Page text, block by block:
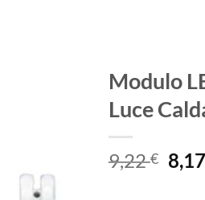
Modulo
Luce
9,22€ Il